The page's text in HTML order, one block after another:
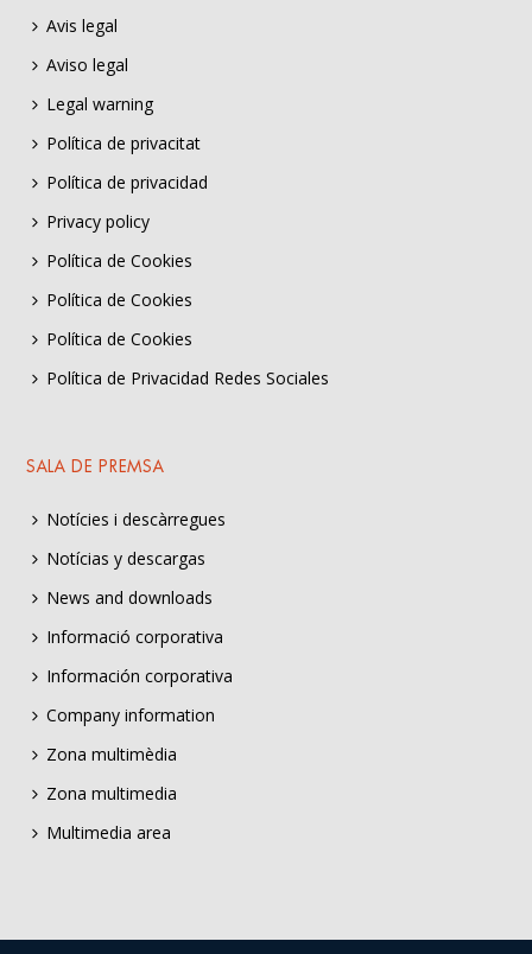
Avis legal
Aviso legal
Legal warning
Política de privacitat
Política de privacidad
Privacy policy
Política de Cookies
Política de Cookies
Política de Cookies
Política de Privacidad Redes Sociales
SALA DE PREMSA
Notícies i descàrregues
Notícias y descargas
News and downloads
Informació corporativa
Información corporativa
Company information
Zona multimèdia
Zona multimedia
Multimedia area